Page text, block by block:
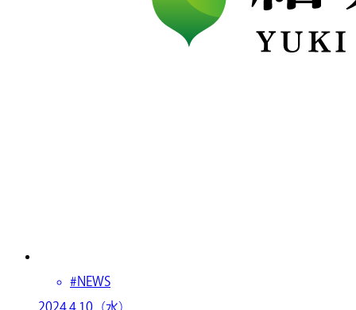
#NEWS
2024.4.10（水）